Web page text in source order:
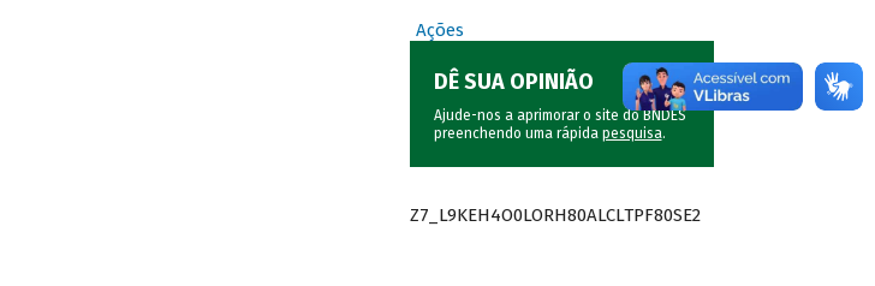
Ações
DÊ SUA OPINIÃO
Ajude-nos a aprimorar o site do BNDES
preenchendo uma rápida pesquisa.
Z7_L9KEH4O0LORH80ALCLTPF80SE2